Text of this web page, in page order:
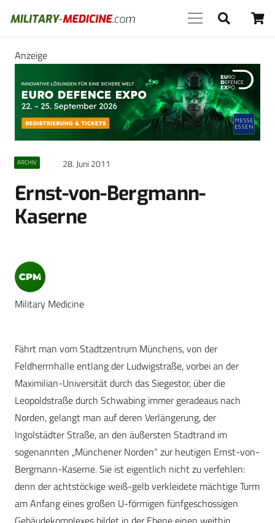
Anzeige
ARCHIV 28. Juni 2011
Ernst-von-Bergmann-
Kaserne
Military Medicine
Fährt man vom Stadtzentrum Münchens, von der
Feldherrnhalle entlang der Ludwigstraße, vorbei an der
Maximilian-Universität durch das Siegestor, über die
Leopoldstraße durch Schwabing immer geradeaus nach
Norden, gelangt man auf deren Verlängerung, der
Ingolstädter Straße, an den äußersten Stadtrand im
sogenannten „Münchener Norden“ zur heutigen Ernst-von-
Bergmann-Kaserne. Sie ist eigentlich nicht zu verfehlen:
denn der achtstöckige weiß-gelb verkleidete mächtige Turm
am Anfang eines großen U-förmigen fünfgeschossigen